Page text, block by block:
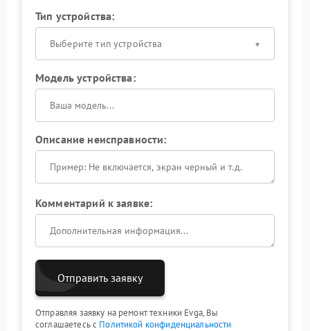
Тип устройства:
Выберите тип устройства
Модель устройства:
Описание неисправности:
Комментарий к заявке:
Отправить заявку
Отправляя заявку на ремонт техники Evga, Вы
соглашаетесь с Политикой конфиденциальности